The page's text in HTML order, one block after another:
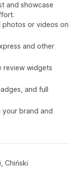
and showcase
photos or videos on
and other
review widgets
and full
your brand and
Chiński